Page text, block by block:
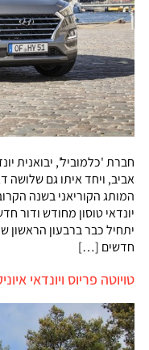
חברת 'כלמוביל', יבואנית
אביב, ויחד איתו גם שלושה
יונדאי טוסון מחודש ודור
חדשים […]
טויוטה פריוס ויונדאי